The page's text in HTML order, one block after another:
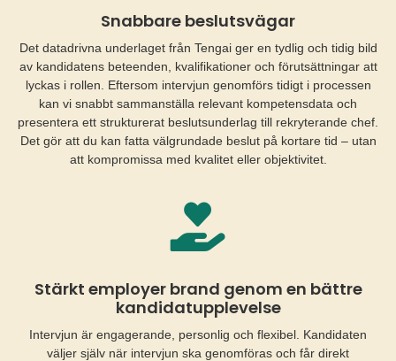
Snabbare beslutsvägar
Det datadrivna underlaget från Tengai ger en tydlig och tidig bild
av kandidatens beteenden, kvalifikationer och förutsättningar att
lyckas i rollen. Eftersom intervjun genomförs tidigt i processen
kan vi snabbt sammanställa relevant kompetensdata och
presentera ett strukturerat beslutsunderlag till rekryterande chef.
Det gör att du kan fatta välgrundade beslut på kortare tid – utan
att kompromissa med kvalitet eller objektivitet.
Stärkt employer brand genom en bättre
kandidatupplevelse
Intervjun är engagerande, personlig och flexibel. Kandidaten
väljer själv när intervjun ska genomföras och får direkt